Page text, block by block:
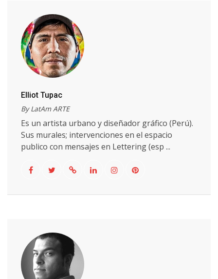
Elliot Tupac
By LatAm ARTE
Es un artista urbano y diseñador gráfico (Perú).
Sus murales; intervenciones en el espacio
publico con mensajes en Lettering (esp ...